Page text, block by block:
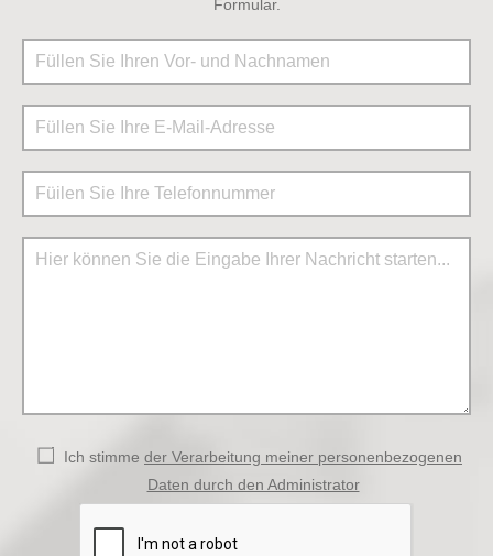
Formular.
Ich stimme der Verarbeitung meiner personenbezogenen
Daten durch den Administrator